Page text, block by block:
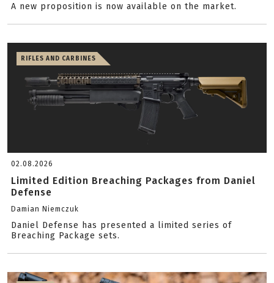
A new proposition is now available on the market.
RIFLES AND CARBINES
02.08.2026
Limited Edition Breaching Packages from Daniel
Defense
Damian Niemczuk
Daniel Defense has presented a limited series of
Breaching Package sets.